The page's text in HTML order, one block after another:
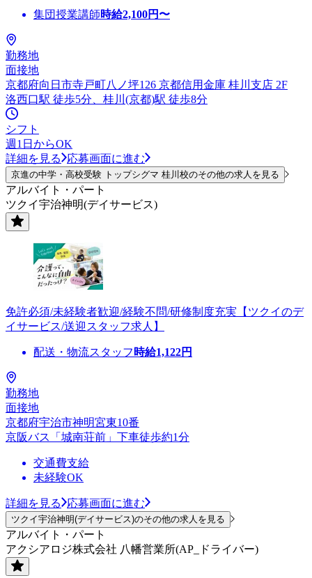
集団授業講師時給2,100円〜
勤務地
面接地
京都府向日市寺戸町八ノ坪126 京都信用金庫 桂川支店 2F
洛西口駅 徒歩5分、桂川(京都)駅 徒歩8分
シフト
週1日からOK
詳細を見る
応募画面に進む
京進の中学・高校受験 トップシグマ 桂川校のその他の求人を見る
アルバイト・パート
ツクイ宇治神明(デイサービス)
免許必須/未経験者歓迎/経験不問/研修制度充実【ツクイのデ
イサービス/送迎スタッフ求人】
配送・物流スタッフ 時給1,122円
勤務地
面接地
京都府宇治市神明宮東10番
京阪バス「城南荘前」下車徒歩約1分
交通費支給
未経験OK
詳細を見る 応募画面に進む
ツクイ宇治神明(デイサービス)のその他の求人を見る
アルバイト・パート
アクシアロジ株式会社 八幡営業所(AP_ドライバー)